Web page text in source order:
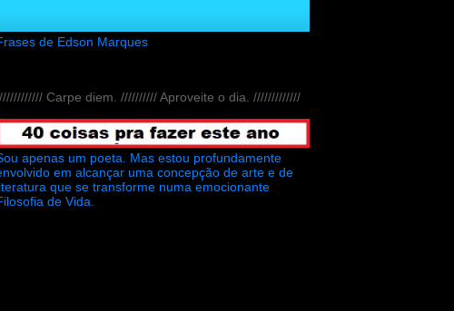
de Edson Marques
Carpe diem. ////////// Aproveite o dia. /////////////
apenas um poeta. Mas estou profundamente
em alcançar uma concepção de arte e de
que se transforme numa emocionante
de Vida.